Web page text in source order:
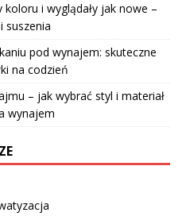
koloru i wyglądały jak nowe –
suszenia
pod wynajem: skuteczne
na codzień
– jak wybrać styl i materiał
wynajem